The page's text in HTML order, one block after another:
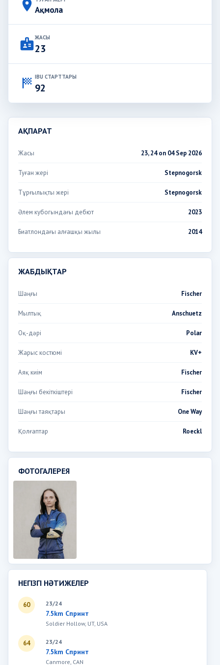
place Ақмола
badgeЖАСЫ
23
sports_score IBU СТАРТТАРЫ
92
АҚПАРАТ
Жасы 23, 24 on 04 Sep 2026
Туған жері Stepnogorsk
Тұрғылықты жері Stepnogorsk
Әлем кубогындағы дебют 2023
Биатлондағы алғашқы жылы 2014
ЖАБДЫҚТАР
Шаңғы Fischer
Мылтық Anschuetz
Оқ-дәрі Polar
Жарыс костюмі KV+
Аяқ киім Fischer
Шаңғы бекіткіштері Fischer
Шаңғы таяқтары One Way
Қолғаптар Roeckl
ФОТОГАЛЕРЕЯ
НЕГІЗГІ НӘТИЖЕЛЕР
60 23/24
7.5km Спринт
Soldier Hollow, UT, USA
64 23/24
7.5km Спринт
Canmore, CAN